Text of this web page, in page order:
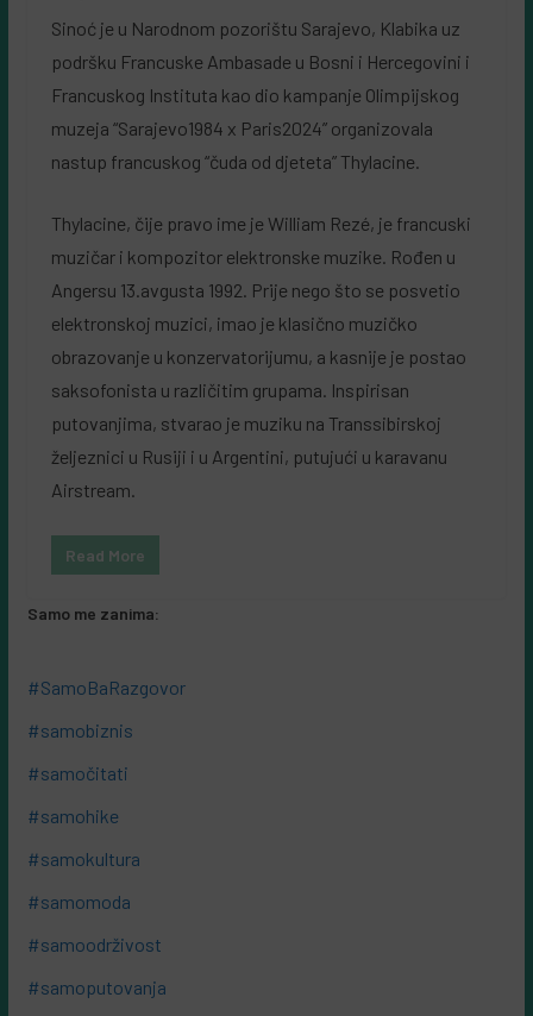
Sinoć je u Narodnom pozorištu Sarajevo, Klabika uz
podršku Francuske Ambasade u Bosni i Hercegovini i
Francuskog Instituta kao dio kampanje Olimpijskog
muzeja “Sarajevo1984 x Paris2024” organizovala
nastup francuskog “čuda od djeteta” Thylacine.
Thylacine, čije pravo ime je William Rezé, je francuski
muzičar i kompozitor elektronske muzike. Rođen u
Angersu 13.avgusta 1992. Prije nego što se posvetio
elektronskoj muzici, imao je klasično muzičko
obrazovanje u konzervatorijumu, a kasnije je postao
saksofonista u različitim grupama. Inspirisan
putovanjima, stvarao je muziku na Transsibirskoj
željeznici u Rusiji i u Argentini, putujući u karavanu
Airstream.
Read More
Samo me zanima:
#SamoBaRazgovor
#samobiznis
#samočitati
#samohike
#samokultura
#samomoda
#samoodrživost
#samoputovanja